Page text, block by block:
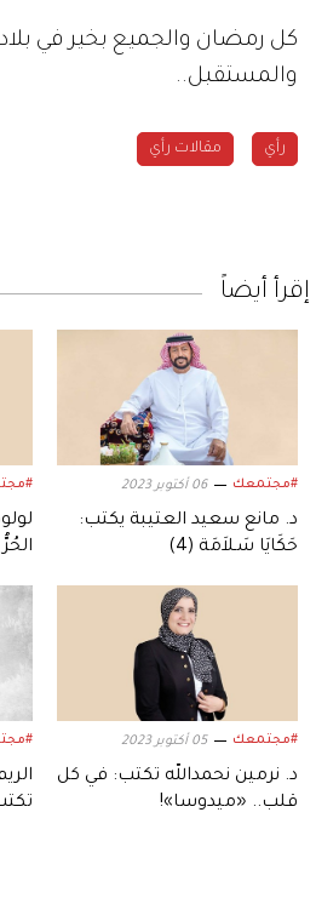
كل رمضان والجميع بخير في بلاد
والمستقبل..
رأي مقالات رأي
إقرأ أيضاً
#مجتمعك 06 أكتوبر 2023
د. مانع سعيد العتيبة يكتب:
حَكَايَا سَـلاَمَة (4)
#مجتمعك 05 أكتوبر 2023
د. نرمين نحمدالله تكتب: في كل
قلب.. «ميدوسا»!